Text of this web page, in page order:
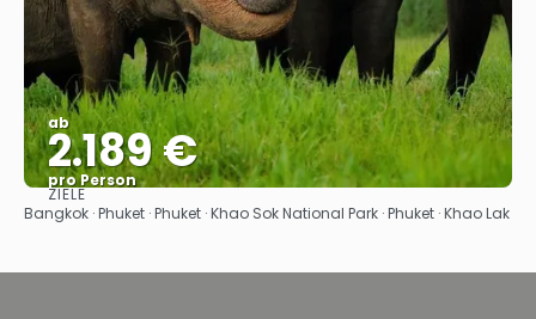
ab
2.189 €
pro Person
Sehen
ZIELE
Bangkok · Phuket · Phuket · Khao Sok National Park · Phuket · Khao Lak